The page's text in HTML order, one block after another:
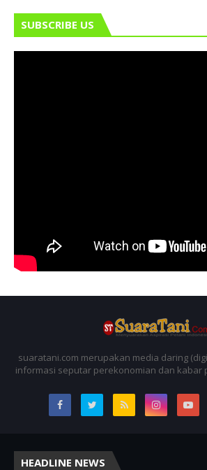
SUBSCRIBE US
suaratani.com merupakan media daring
informasi seputar perekonomian dan kabar
HEADLINE NEWS